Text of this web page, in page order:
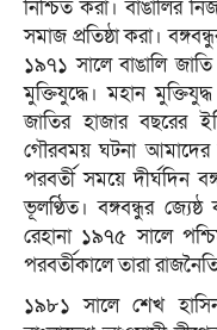
নিশ্চিত করা। বাঙালির
সমাজ প্রতিষ্ঠা করা।
১৯৭১ সালে বাঙালি
মুক্তিযুদ্ধে। মহান
জাতির হাজার বছরের
গৌরবময় ঘটনা আমাদের
পরবর্তী সময়ে দীর্ঘদিন
ভূলণ্ঠিত। বঙ্গবন্ধুর
রেহানা ১৯৭৫ সালে
পরবর্তীকালে তারা
১৯৮১ সালে শেখ